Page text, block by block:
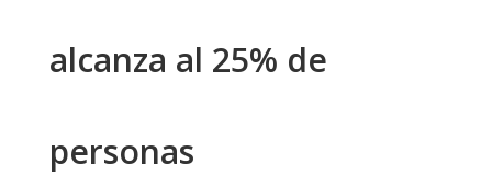
alcanza al 25% de
personas